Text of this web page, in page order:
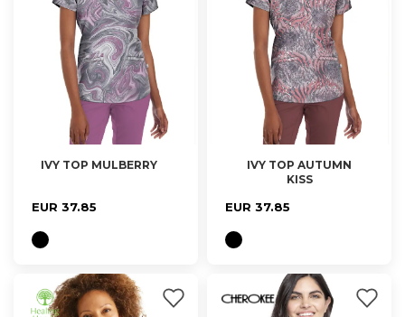
IVY TOP MULBERRY
EUR 37.85
XS, S
IVY TOP AUTUMN
KISS
EUR 37.85